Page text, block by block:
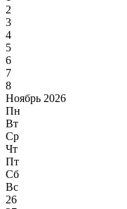
2
3
4
5
6
7
8
Ноябрь 2026
Пн
Вт
Ср
Чт
Пт
Сб
Вс
26